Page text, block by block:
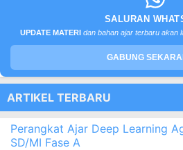
SALURAN
UPDATE MATERI dan bahan ajar terbaru akan
GABUNG
ARTIKEL TERBARU
Perangkat Ajar Deep Learning
SD/MI Fase A